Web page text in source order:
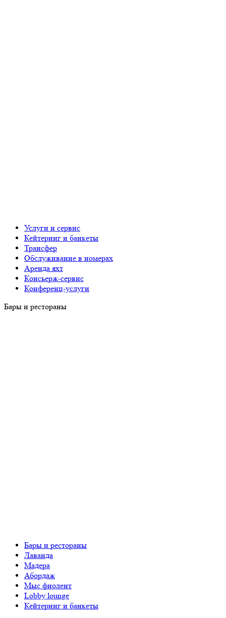
Услуги и сервис
Кейтеринг и банкеты
Трансфер
Обслуживание в номерах
Аренда яхт
Консьерж-сервис
Конференц-услуги
Бары и рестораны
Бары и рестораны
Лаванда
Мадера
Абордаж
Мыс фиолент
Lobby lounge
Кейтеринг и банкеты